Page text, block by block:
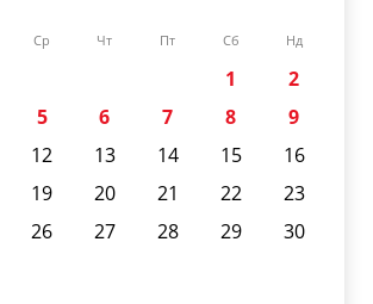
Ср Чт Пт Сб Нд
1
2
5 6 7 8
9
12 13 14 15
16
19 20 21 22
23
26 27 28 29
30